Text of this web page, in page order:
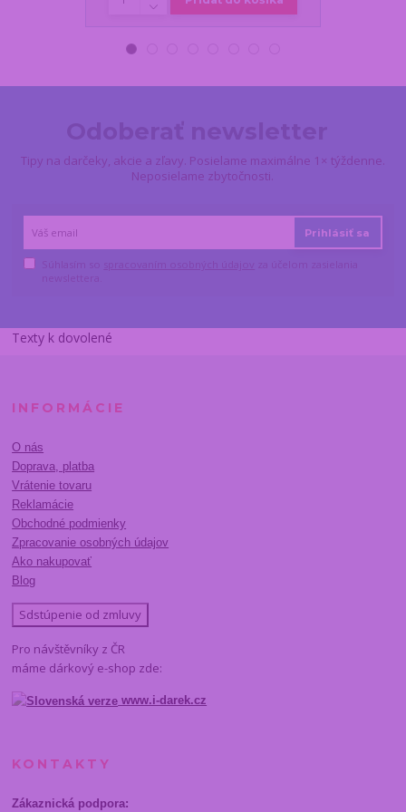
Tipy na darčeky, akcie a zľavy. Posielame maximálne 1× týždenne.
Neposielame zbytočnosti.
Prihlásiť sa
Texty k dovolené
INFORMÁCIE
O nás
Doprava, platba
Vrátenie tovaru
Reklamácie
Obchodné podmienky
Zpracovanie osobných údajov
Ako nakupovať
Blog
Sdstúpenie od zmluvy
Pro návštěvníky z ČR
máme dárkový e-shop zde:
www.i-darek.cz
KONTAKTY
Zákaznická podpora: